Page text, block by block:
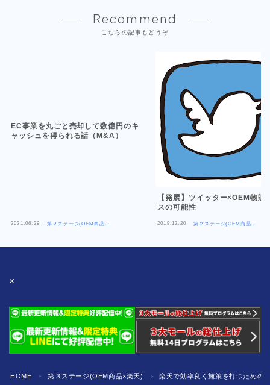
Recommend
こちらの記事もどうぞ
EC事業を丸ごと売却して数億円のキ
ャッシュを得られる話（M&A）
2021.06.29
第２ステージ(OEM商品
【発展】ツイッター×OEM物販
スの可能性
2019.12.20
第２ステージ(OEM商品
×
HOME ＞ 第３ステージ(OEM商品×楽天) ＞ 楽天で効率良く施策を打つための